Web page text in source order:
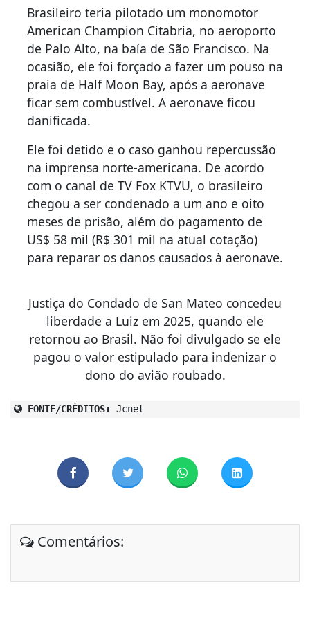
Brasileiro teria pilotado um monomotor
American Champion Citabria, no aeroporto
de Palo Alto, na baía de São Francisco. Na
ocasião, ele foi forçado a fazer um pouso na
praia de Half Moon Bay, após a aeronave
ficar sem combustível. A aeronave ficou
danificada.
Ele foi detido e o caso ganhou repercussão
na imprensa norte-americana. De acordo
com o canal de TV Fox KTVU, o brasileiro
chegou a ser condenado a um ano e oito
meses de prisão, além do pagamento de
US$ 58 mil (R$ 301 mil na atual cotação)
para reparar os danos causados à aeronave.
Justiça do Condado de San Mateo concedeu
liberdade a Luiz em 2025, quando ele
retornou ao Brasil. Não foi divulgado se ele
pagou o valor estipulado para indenizar o
dono do avião roubado.
FONTE/CRÉDITOS: Jcnet
Comentários: